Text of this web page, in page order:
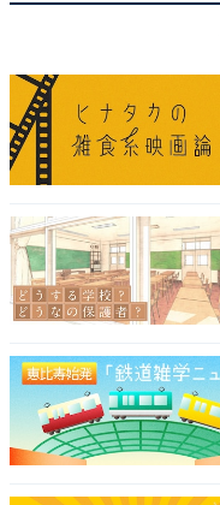
ひと月あたりの預貯金額